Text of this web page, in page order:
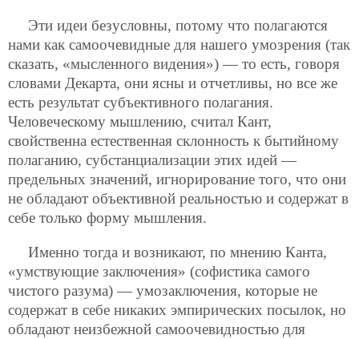
Эти идеи безусловны, потому что полагаются
нами как самоочевидные для нашего умозрения (так
сказать, «мысленного видения») — то есть, говоря
словами Декарта, они ясны и отчетливы, но все же
есть результат субъективного полагания.
Человеческому мышлению, считал Кант,
свойственна естественная склонность к бытийному
полаганию, субстанциализации этих идей —
предельных значений, игнорирование того, что они
не обладают объективной реальностью и содержат в
себе только форму мышления.
Именно тогда и возникают, по мнению Канта,
«умствующие заключения» (софистика самого
чистого разума) — умозаключения, которые не
содержат в себе никаких эмпирических посылок, но
обладают неизбежной самоочевидностью для